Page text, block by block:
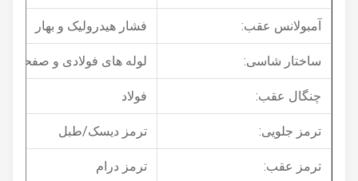
آمبولانس عقب: فشار هیدرولیک و بهار
ساختار شاسی: لوله های فولادی و صفحات
چنگال عقب:
ترمز جلویی: ترمز دیسک/طبل
ترمز عقب: ترمز درام